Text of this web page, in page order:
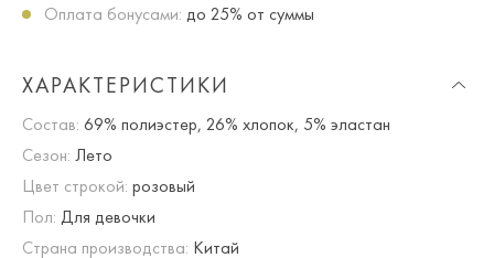
Оплата бонусами: до 25% от суммы
ХАРАКТЕРИСТИКИ
Состав: 69% полиэстер, 26% хлопок, 5% эластан
Сезон: Лето
Цвет строкой: розовый
Пол: Для девочки
Страна производства: Китай